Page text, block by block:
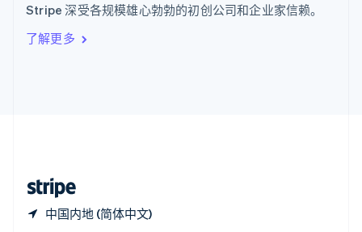
Stripe 深受各规模雄心勃勃的初创公司和企业家信赖。
了解更多
中国内地 (简体中文)
ItalianoEnglish
印度
English